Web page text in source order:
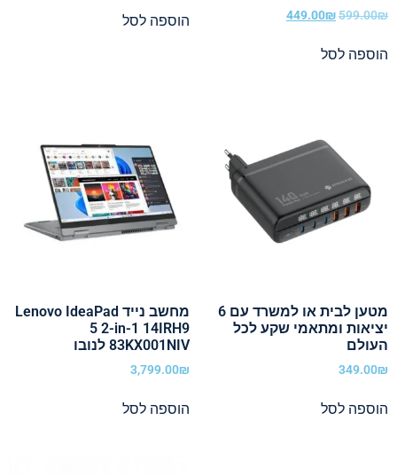
599.00₪
449.00₪
הוספה לסל
הוספה לסל
מטען לבית או למשרד עם 6
יציאות ומתאמי שקע לכל
העולם
349.00₪
הוספה לסל
מחשב נייד Lenovo IdeaPad
5 2-in-1 14IRH9
83KX001NIV לנובו
3,799.00₪
הוספה לסל